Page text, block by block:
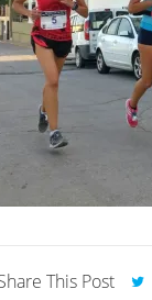
This Post